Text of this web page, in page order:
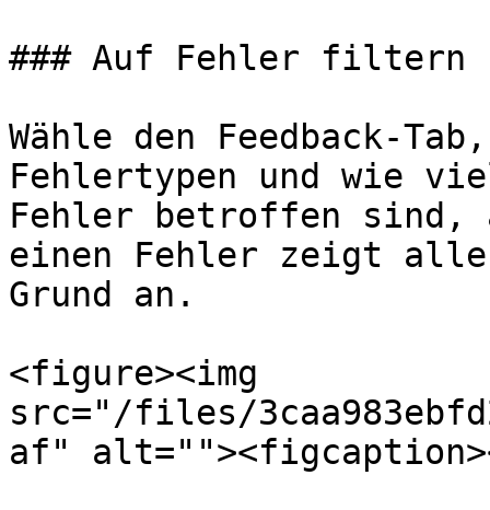
### Auf Fehler filtern
Wähle den Feedback-
Fehlertypen und wie
Fehler betroffen sind,
einen Fehler zeigt alle
Grund an.
<figure><img
src="/files/
af"